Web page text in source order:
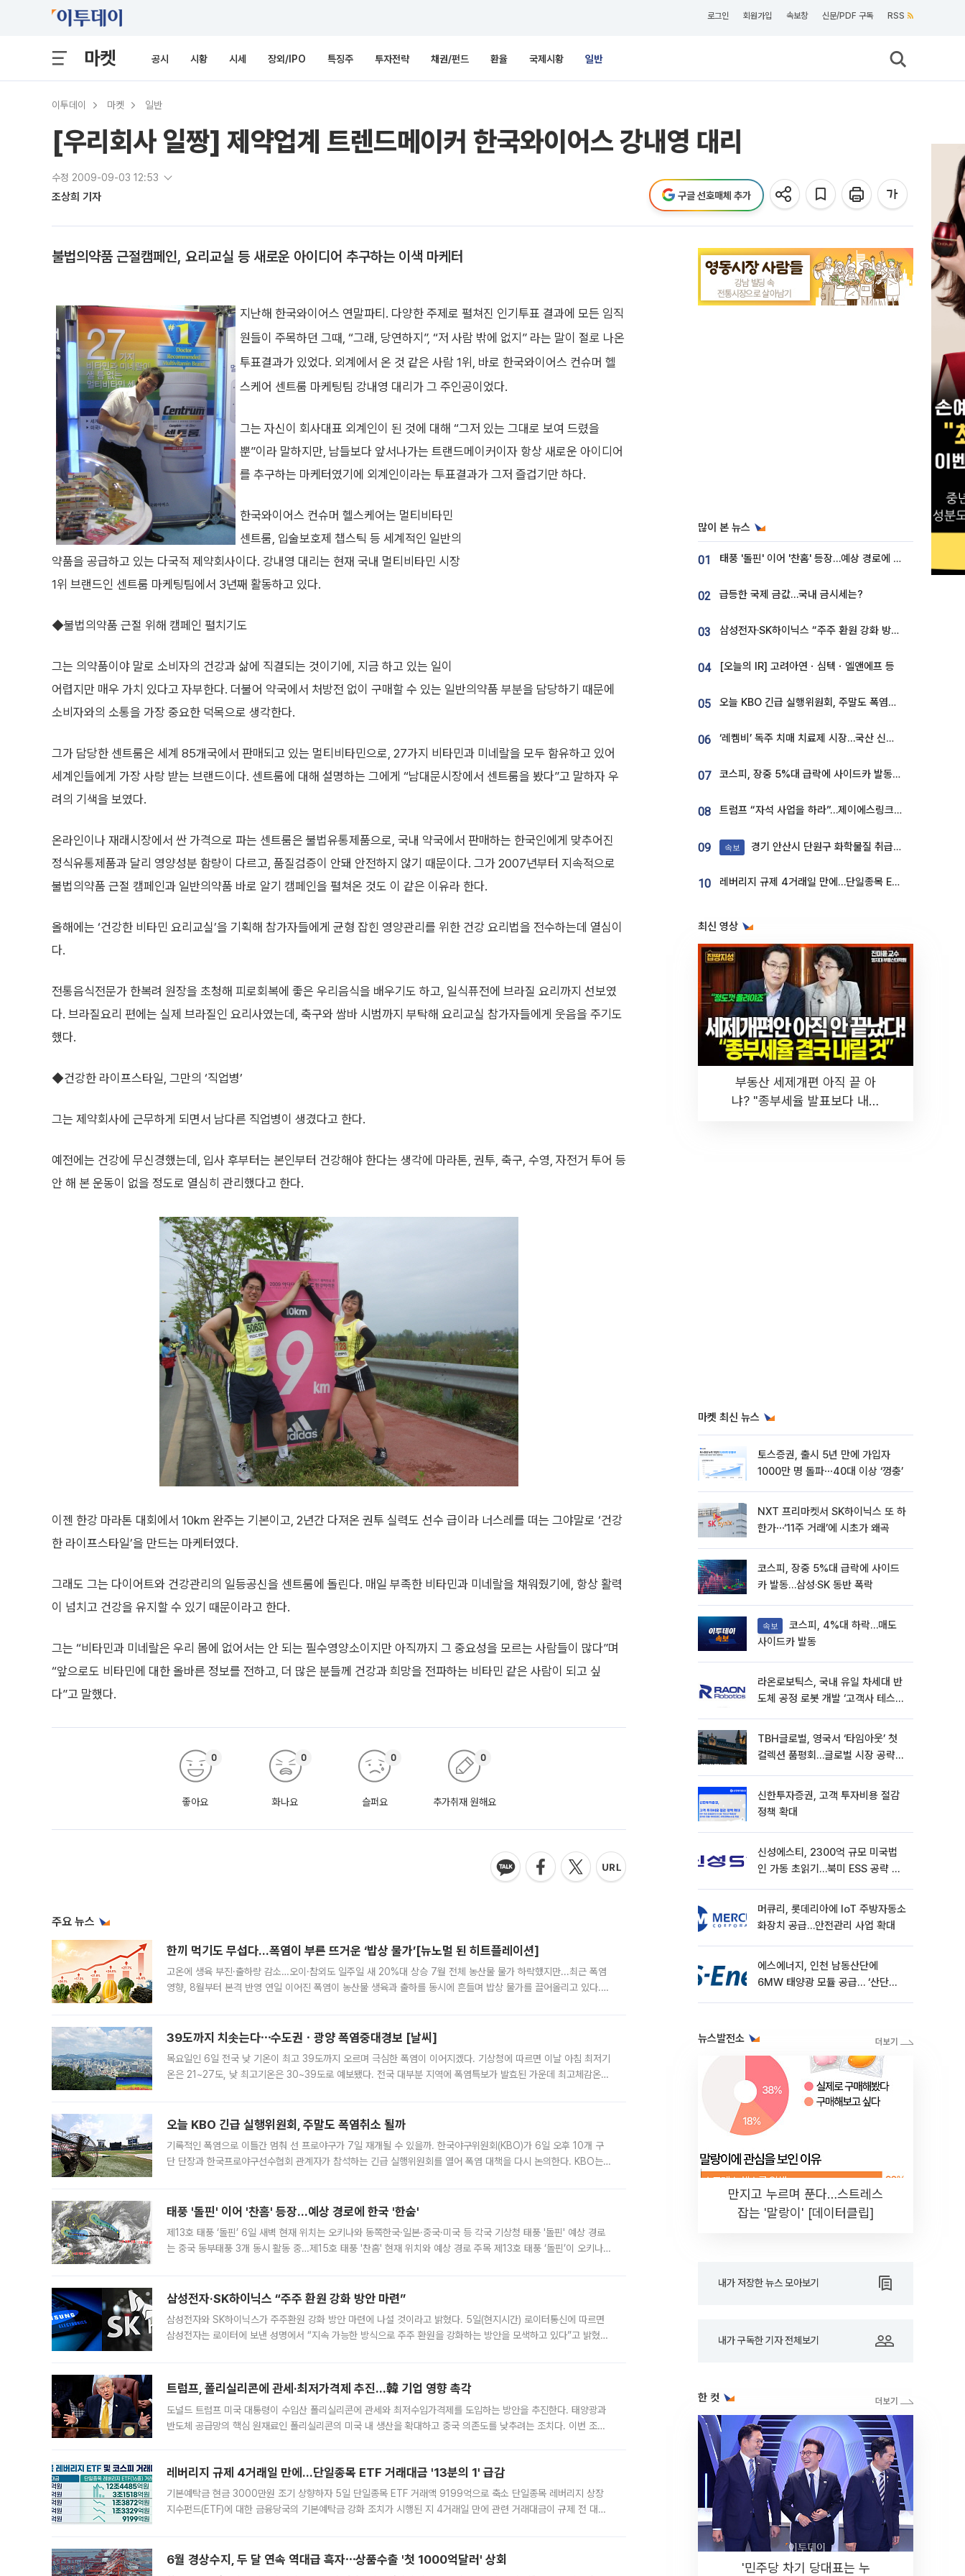
로그인 회원가입 속보창 신문/PDF 구독 RSS
마켓 공시 시황 시세 장외/IPO 특징주 투자전략 채권/펀드 환율 국제시황 일반
이투데이 마켓 일반
[우리회사 일짱] 제약업계 트렌드메이커 한국와이어스 강내영 대리
수정 2009-09-03 12:53
조상희 기자 구글 선호매체 추가
불법의약품 근절캠페인, 요리교실 등 새로운 아이디어 추구하는 이색 마케터
지난해 한국와이어스 연말파티. 다양한 주제로 펼쳐진 인기투표 결과에 모든 임직
원들이 주목하던 그때, “그래, 당연하지”, “저 사람 밖에 없지” 라는 말이 절로 나온
투표결과가 있었다. 외계에서 온 것 같은 사람 1위, 바로 한국와이어스 컨슈머 헬
스케어 센트룸 마케팅팀 강내영 대리가 그 주인공이었다.
그는 자신이 회사대표 외계인이 된 것에 대해 “그저 있는 그대로 보여 드렸을
뿐”이라 말하지만, 남들보다 앞서나가는 트랜드메이커이자 항상 새로운 아이디어
를 추구하는 마케터였기에 외계인이라는 투표결과가 그저 즐겁기만 하다.
한국와이어스 컨슈머 헬스케어는 멀티비타민
센트룸, 입술보호제 챕스틱 등 세계적인 일반의
약품을 공급하고 있는 다국적 제약회사이다. 강내영 대리는 현재 국내 멀티비타민 시장
1위 브랜드인 센트룸 마케팅팀에서 3년째 활동하고 있다.
◆불법의약품 근절 위해 캠페인 펼치기도
그는 의약품이야 말로 소비자의 건강과 삶에 직결되는 것이기에, 지금 하고 있는 일이
어렵지만 매우 가치 있다고 자부한다. 더불어 약국에서 처방전 없이 구매할 수 있는 일반의약품 부분을 담당하기 때문에
소비자와의 소통을 가장 중요한 덕목으로 생각한다.
그가 담당한 센트룸은 세계 85개국에서 판매되고 있는 멀티비타민으로, 27가지 비타민과 미네랄을 모두 함유하고 있어
세계인들에게 가장 사랑 받는 브랜드이다. 센트룸에 대해 설명하는 그에게 “남대문시장에서 센트룸을 봤다”고 말하자 우
려의 기색을 보였다.
온라인이나 재래시장에서 싼 가격으로 파는 센트룸은 불법유통제품으로, 국내 약국에서 판매하는 한국인에게 맞추어진
정식유통제품과 달리 영양성분 함량이 다르고, 품질검증이 안돼 안전하지 않기 때문이다. 그가 2007년부터 지속적으로
불법의약품 근절 캠페인과 일반의약품 바로 알기 캠페인을 펼쳐온 것도 이 같은 이유라 한다.
올해에는 ‘건강한 비타민 요리교실’을 기획해 참가자들에게 균형 잡힌 영양관리를 위한 건강 요리법을 전수하는데 열심이
다.
전통음식전문가 한복려 원장을 초청해 피로회복에 좋은 우리음식을 배우기도 하고, 일식퓨전에 브라질 요리까지 선보였
다. 브라질요리 편에는 실제 브라질인 요리사였는데, 축구와 쌈바 시범까지 부탁해 요리교실 참가자들에게 웃음을 주기도
했다.
◆건강한 라이프스타일, 그만의 ‘직업병’
그는 제약회사에 근무하게 되면서 남다른 직업병이 생겼다고 한다.
예전에는 건강에 무신경했는데, 입사 후부터는 본인부터 건강해야 한다는 생각에 마라톤, 권투, 축구, 수영, 자전거 투어 등
안 해 본 운동이 없을 정도로 열심히 관리했다고 한다.
이젠 한강 마라톤 대회에서 10km 완주는 기본이고, 2년간 다져온 권투 실력도 선수 급이라 너스레를 떠는 그야말로 ‘건강
한 라이프스타일’을 만드는 마케터였다.
그래도 그는 다이어트와 건강관리의 일등공신을 센트룸에 돌린다. 매일 부족한 비타민과 미네랄을 채워줬기에, 항상 활력
이 넘치고 건강을 유지할 수 있기 때문이라고 한다.
그는 “비타민과 미네랄은 우리 몸에 없어서는 안 되는 필수영양소이지만 아직까지 그 중요성을 모르는 사람들이 많다”며
“앞으로도 비타민에 대한 올바른 정보를 전하고, 더 많은 분들께 건강과 희망을 전파하는 비타민 같은 사람이 되고 싶
다”고 말했다.
좋아요
0
화나요
0
슬퍼요
0
추가취재 원해요
0
주요 뉴스
한끼 먹기도 무섭다...폭염이 부른 뜨거운 ‘밥상 물가’[뉴노멀 된 히트플레이션]
고온에 생육 부진·출하량 감소…오이·참외도 일주일 새 20%대 상승 7월 전체 농산물 물가 하락했지만...최근 폭염
영향, 8월부터 본격 반영 연일 이어진 폭염이 농산물 생육과 출하를 동시에 흔들며 밥상 물가를 끌어올리고 있다.
39도까지 치솟는다⋯수도권ㆍ광양 폭염중대경보 [날씨]
목요일인 6일 전국 낮 기온이 최고 39도까지 오르며 극심한 폭염이 이어지겠다. 기상청에 따르면 이날 아침 최저기
온은 21~27도, 낮 최고기온은 30~39도로 예보됐다. 전국 대부분 지역에 폭염특보가 발효된 가운데 최고체감온도
오늘 KBO 긴급 실행위원회, 주말도 폭염취소 될까
기록적인 폭염으로 이틀간 멈춰 선 프로야구가 7일 재개될 수 있을까. 한국야구위원회(KBO)가 6일 오후 10개 구
단 단장과 한국프로야구선수협회 관계자가 참석하는 긴급 실행위원회를 열어 폭염 대책을 다시 논의한다. KBO는
태풍 '돌핀' 이어 '찬홈' 등장…예상 경로에 한국 '한숨'
제13호 태풍 ‘돌핀’ 6일 새벽 현재 위치는 오키나와 동쪽한국·일본·중국·미국 등 각국 기상청 태풍 '돌핀' 예상 경로
는 중국 동부태풍 3개 동시 활동 중…제15호 태풍 '찬홈' 현재 위치와 예상 경로 주목 제13호 태풍 ‘돌핀’이 오키나와
삼성전자·SK하이닉스 “주주 환원 강화 방안 마련”
삼성전자와 SK하이닉스가 주주환원 강화 방안 마련에 나설 것이라고 밝혔다. 5일(현지시간) 로이터통신에 따르면
삼성전자는 로이터에 보낸 성명에서 “지속 가능한 방식으로 주주 환원을 강화하는 방안을 모색하고 있다”고 밝혔다.
트럼프, 폴리실리콘에 관세·최저가격제 추진…韓 기업 영향 촉각
도널드 트럼프 미국 대통령이 수입산 폴리실리콘에 관세와 최저수입가격제를 도입하는 방안을 추진한다. 태양광과
반도체 공급망의 핵심 원재료인 폴리실리콘의 미국 내 생산을 확대하고 중국 의존도를 낮추려는 조치다. 이번 조처
레버리지 규제 4거래일 만에…단일종목 ETF 거래대금 '13분의 1' 급감
기본예탁금 현금 3000만원 조기 상향하자 5일 단일종목 ETF 거래액 9199억으로 축소 단일종목 레버리지 상장
지수펀드(ETF)에 대한 금융당국의 기본예탁금 강화 조치가 시행된 지 4거래일 만에 관련 거래대금이 규제 전 대비
6월 경상수지, 두 달 연속 역대급 흑자⋯상품수출 '첫 1000억달러' 상회
많이 본 뉴스
01 태풍 '돌핀' 이어 '찬홈' 등장…예상 경로에 한국 '한숨'
02 급등한 국제 금값…국내 금시세는?
03 삼성전자·SK하이닉스 “주주 환원 강화 방안 마련”
04 [오늘의 IR] 고려아연ㆍ심텍ㆍ엘앤에프 등
05 오늘 KBO 긴급 실행위원회, 주말도 폭염취소 될까
06 ‘레켐비’ 독주 치매 치료제 시장…국산 신약 등장하나
07 코스피, 장중 5%대 급락에 사이드카 발동…삼성·SK 동반 폭락
08 트럼프 “자석 사업을 하라”…제이에스링크, 비중국 영구자석 공급망 구축 속도
09 속보 경기 안산시 단원구 화학물질 취급 공장서 연기 발생
10 레버리지 규제 4거래일 만에…단일종목 ETF 거래대금 '13분의 1' 급감
최신 영상
부동산 세제개편 아직 끝 아
냐? "종부세율 발표보다 내릴
마켓 최신 뉴스
토스증권, 출시 5년 만에 가입자
1000만 명 돌파⋯40대 이상 ‘껑충’
NXT 프리마켓서 SK하이닉스 또 하
한가⋯‘11주 거래’에 시초가 왜곡
코스피, 장중 5%대 급락에 사이드
카 발동…삼성·SK 동반 폭락
속보
사이드카 발동
라온로보틱스, 국내 유일 차세대 반
도체 공정 로봇 개발 ‘고객사 테스트
TBH글로벌, 영국서 ‘타임아웃’ 첫
컬렉션 품평회…글로벌 시장 공략
신한투자증권, 고객 투자비용 절감
정책 확대
신성에스티, 2300억 규모 미국법
인 가동 초읽기…북미 ESS 공략 본
머큐리, 롯데리아에 IoT 주방자동소
화장치 공급…안전관리 사업 확대
에스에너지, 인천 남동산단에
6MW 태양광 모듈 공급… ‘산단
뉴스발전소
만지고 누르며 푼다…스트레스
잡는 '말랑이' [데이터클립]
내가 저장한 뉴스 모아보기
내가 구독한 기자 전체보기
한 컷
'민주당 차기 당대표는 누